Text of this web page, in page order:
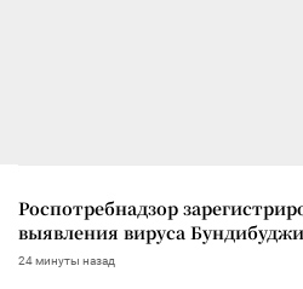
Роспотребнадзор
выявления вируса
24 минуты назад